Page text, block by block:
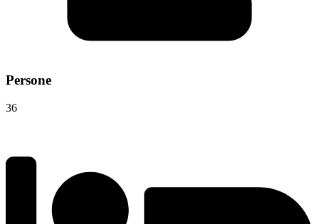
Persone
36